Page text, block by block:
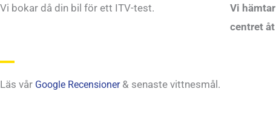
Vi bokar då din bil för ett ITV-test.
Vi
centret
Läs vår Google Recensioner& senaste vittnesmål.